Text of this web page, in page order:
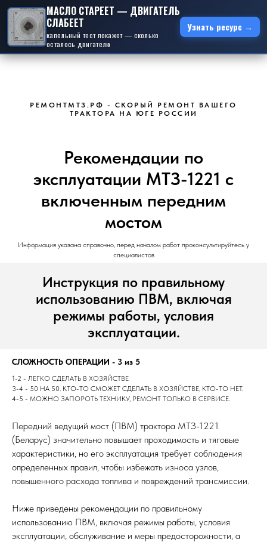
МАСЛО СТАРЕЕТ — ДВИГАТЕЛЬ
СЛАБЕЕТ
капельный тест покажет — сколько
осталось двигателю
Узнать ресурс →
РЕМОНТМТЗ.РФ - СКОРЫЙ РЕМОНТ ВАШЕГО
ТРАКТОРА НА ЮГЕ РОССИИ
Рекомендации по
эксплуатации МТЗ-1221 с
включенным передним
мостом
Информация указана справочно, перед началом работ проконсультируйтесь у
специалистов
Инструкция по правильному
использованию ПВМ, включая
режимы работы, условия
эксплуатации.
СЛОЖНОСТЬ ОПЕРАЦИИ - 3 из 5
1-2 - ЛЕГКО СДЕЛАТЬ В ХОЗЯЙСТВЕ
3-4 - 50 НА 50. КТО-ТО СМОЖЕТ СДЕЛАТЬ В ХОЗЯЙСТВЕ, КТО-ТО НЕТ.
4-5 - МОЖНО ЗАПОРОТЬ ТЕХНИКУ, РЕМОНТ ТОЛЬКО В СЕРВИСЕ.
Передний ведущий мост (ПВМ) трактора МТЗ-1221
(Беларус) значительно повышает проходимость и тяговые
характеристики, но его эксплуатация требует соблюдения
определенных правил, чтобы избежать износа узлов,
повышенного расхода топлива и повреждений трансмиссии.
Ниже приведены рекомендации по правильному
использованию ПВМ, включая режимы работы, условия
эксплуатации, обслуживание и меры предосторожности, а